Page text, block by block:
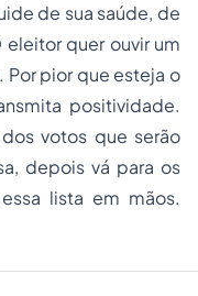
de sua saúde, de
quer ouvir um
pior que esteja o
positividade.
votos que serão
depois vá para os
lista em mãos.